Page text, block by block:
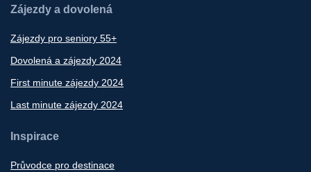
Zájezdy a dovolená
Zájezdy pro seniory 55+
Dovolená a zájezdy 2024
First minute zájezdy 2024
Last minute zájezdy 2024
Inspirace
Průvodce pro destinace